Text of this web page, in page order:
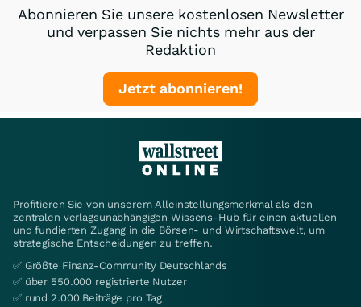
Abonnieren Sie unsere kostenlosen Newsletter
und verpassen Sie nichts mehr aus der
Redaktion
Jetzt abonnieren!
Profitieren Sie von unserem Alleinstellungsmerkmal als den
zentralen verlagsunabhängigen Wissens-Hub für einen aktuellen
und fundierten Zugang in die Börsen- und Wirtschaftswelt, um
strategische Entscheidungen zu treffen.
✅ Größte Finanz-Community Deutschlands
✅ über 550.000 registrierte Nutzer
✅ rund 2.000 Beiträge pro Tag